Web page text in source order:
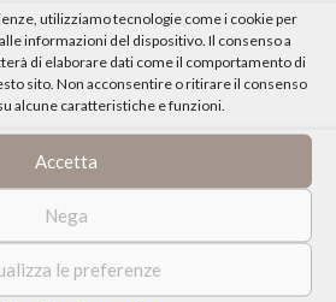
utilizziamo tecnologie come i cookie per
informazioni del dispositivo. Il consenso a
di elaborare dati come il comportamento di
sito. Non acconsentire o ritirare il consenso
alcune caratteristiche e funzioni.
Accetta
Nega
le preferenze
Educazione comunicazione di
2021
L’abbraccio
Piceno (AP): Un’ azalea in via